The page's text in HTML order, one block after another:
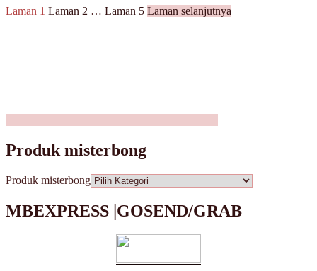
Laman 1 Laman 2 … Laman 5 Laman selanjutnya
Produk misterbong
Produk misterbong
MBEXPRESS |GOSEND/GRAB